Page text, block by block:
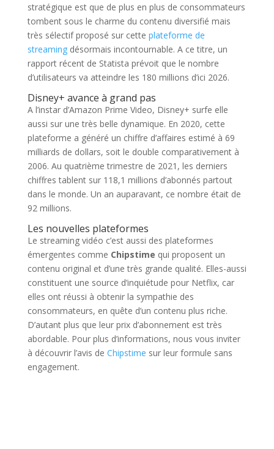
stratégique est que de plus en plus de consommateurs
tombent sous le charme du contenu diversifié mais
très sélectif proposé sur cette plateforme de
streamingdésormais incontournable. A ce titre, un
rapport récent de Statista prévoit que le nombre
d’utilisateurs va atteindre les 180 millions d’ici 2026.
Disney+ avance à grand pas
A l’instar d’Amazon Prime Video, Disney+ surfe elle
aussi sur une très belle dynamique. En 2020, cette
plateforme a généré un chiffre d’affaires estimé à 69
milliards de dollars, soit le double comparativement à
2006. Au quatrième trimestre de 2021, les derniers
chiffres tablent sur 118,1 millions d’abonnés partout
dans le monde. Un an auparavant, ce nombre était de
92 millions.
Les nouvelles plateformes
Le streaming vidéo c’est aussi des plateformes
émergentes comme Chipstime qui proposent un
contenu original et d’une très grande qualité. Elles-aussi
constituent une source d’inquiétude pour Netflix, car
elles ont réussi à obtenir la sympathie des
consommateurs, en quête d’un contenu plus riche.
D’autant plus que leur prix d’abonnement est très
abordable. Pour plus d’informations, nous vous inviter
à découvrir l’avis de Chipstime sur leur formule sans
engagement.